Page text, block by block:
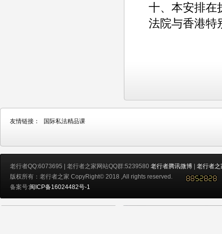
十、本安排在
法院与香港特
友情链接： 国际私法精品课
老行者QQ:6073695 | 老行者之家网站QQ群:5239580 老行者腾讯微博 | 老行者之
版权所有：老行者之家 CopyRight© 2018 ,All rights reserved.
备案号:闽ICP备16024482号-1